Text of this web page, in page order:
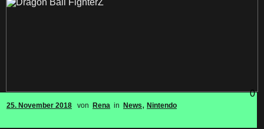
25. November 2018 von Rena in News, Nintendo
0